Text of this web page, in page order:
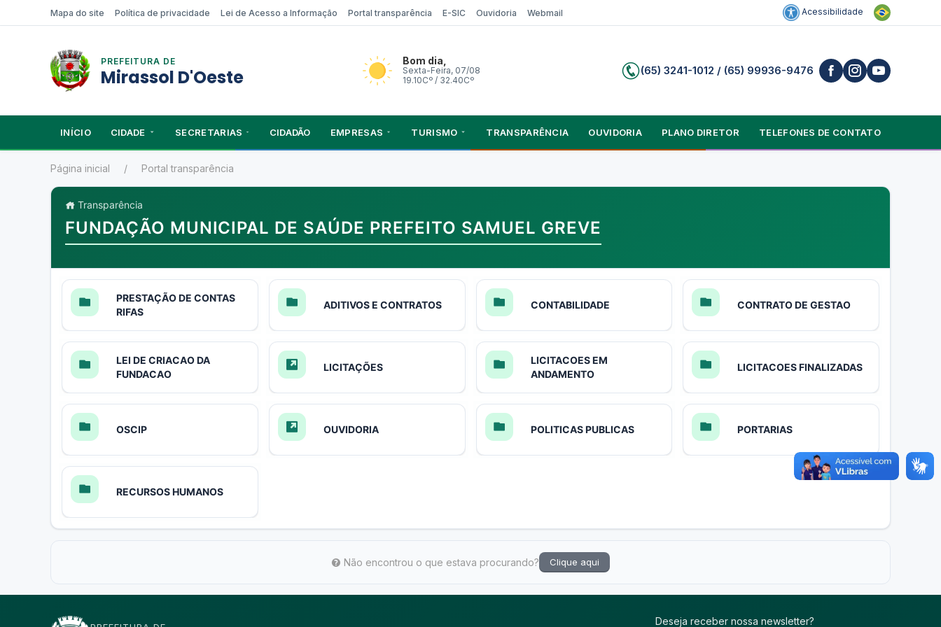
Mapa do site Política de privacidade Lei de Acesso a Informação Portal transparência E-SIC Ouvidoria Webmail Acessibilidade
PREFEITURA DE
Mirassol D'Oeste
Bom dia,
Sexta-Feira, 07/08
19.10Cº / 32.40Cº
(65) 3241-1012 / (65) 99936-9476
INÍCIO CIDADE SECRETARIAS CIDADÃO EMPRESAS TURISMO TRANSPARÊNCIA OUVIDORIA PLANO DIRETOR TELEFONES DE CONTATO
Página inicial Portal transparência
Transparência
FUNDAÇÃO MUNICIPAL DE SAÚDE PREFEITO SAMUEL GREVE
PRESTAÇÃO DE CONTAS
RIFAS
ADITIVOS E CONTRATOS CONTABILIDADE CONTRATO DE GESTAO
LEI DE CRIACAO DA
FUNDACAO
LICITAÇÕES
LICITACOES EM
ANDAMENTO
LICITACOES FINALIZADAS
OSCIP OUVIDORIA POLITICAS PUBLICAS PORTARIAS
RECURSOS HUMANOS
Não encontrou o que estava procurando? Clique aqui
Deseja receber nossa newsletter?